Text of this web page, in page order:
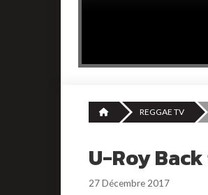
REGGAE TV
U-Roy
27 Décembre 2017